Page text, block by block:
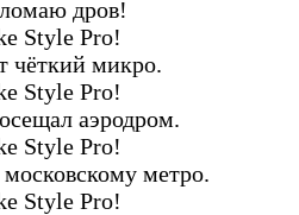
дров!
Style Pro!
чёткий микро.
Style Pro!
аэродром.
Style Pro!
московскому метро.
Style Pro!